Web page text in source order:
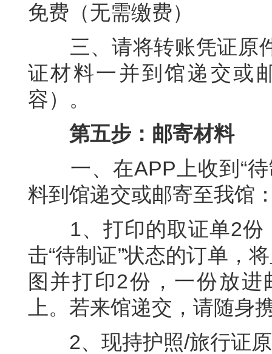
免费（无需缴费）
三、请将转账凭证原件
证材料一并到馆递交或
容）。
第五步：邮寄材料
一、在APP上收到“待
料到馆递交或邮寄至我馆
1、打印的取证单2份
击“待制证”状态的订单，
图并打印2份，一份放
上。若来馆递交，请随身
2、现持护照/旅行证原